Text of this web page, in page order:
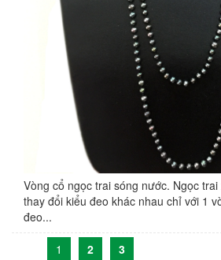
Vòng cổ ngọc trai sóng nước. Ngọc
thay đổi kiểu đeo khác nhau chỉ với 1
đeo...
1 2 3